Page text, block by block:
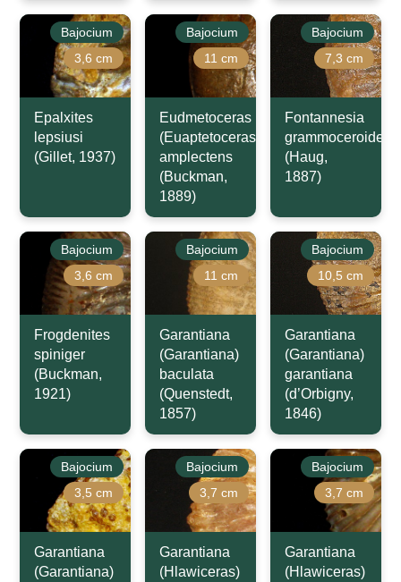
Bajocium
3,6 cm
Epalxites
lepsiusi
(Gillet, 1937)
Bajocium
11 cm
Eudmetoceras
(Euaptetoceras)
amplectens
(Buckman,
1889)
Bajocium
7,3 cm
Fontannesia
grammoceroides
(Haug,
1887)
Bajocium
3,6 cm
Frogdenites
spiniger
(Buckman,
1921)
Bajocium
11 cm
Garantiana
(Garantiana)
baculata
(Quenstedt,
1857)
Bajocium
10,5 cm
Garantiana
(Garantiana)
garantiana
(d’Orbigny,
1846)
Bajocium
3,5 cm
Garantiana
(Garantiana)
Bajocium
3,7 cm
Garantiana
(Hlawiceras)
Bajocium
3,7 cm
Garantiana
(Hlawiceras)